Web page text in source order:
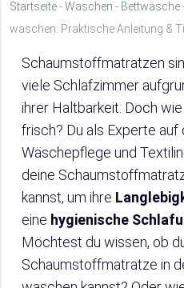
Startseite-Waschen - Bettwäsche
waschen: Praktische Anleitung &
Schaumstoffmatratzen
viele Schlafzimmer
ihrer Haltbarkeit. Doch
frisch? Du als Experte
Wäschepflege und
deine
kannst, um ihre
eine hygienische
Möchtest du wissen, ob
Schaumstoffmatratze in